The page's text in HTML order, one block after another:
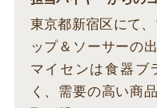
東京都新宿区にて
ップ＆ソーサーの
マイセンは食器ブ
く、需要の高い商